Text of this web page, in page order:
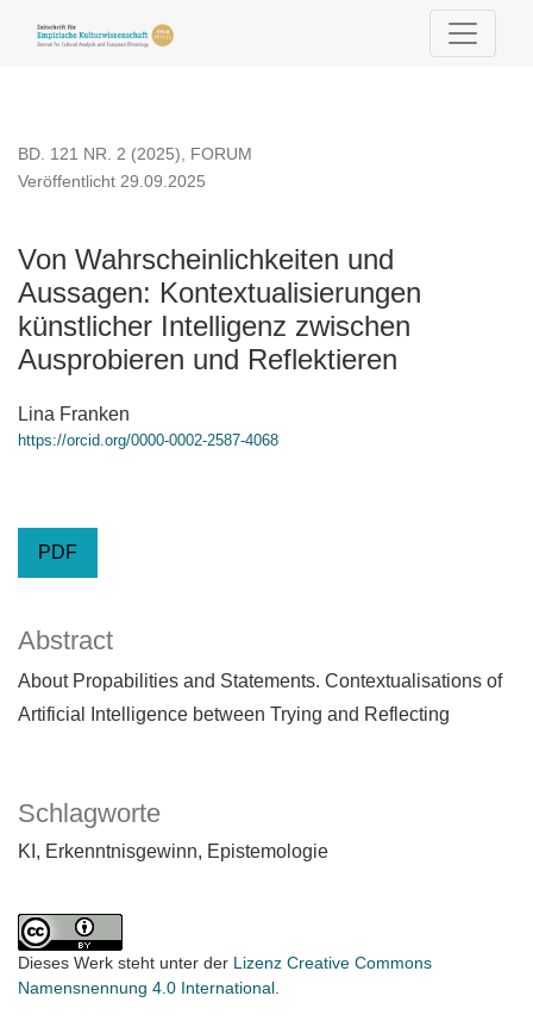
BD. 121 NR. 2 (2025), FORUM
Von Wahrscheinlichkeiten und
Aussagen: Kontextualisierungen
künstlicher Intelligenz zwischen
Ausprobieren und Reflektieren
Veröffentlicht 29.09.2025
Lina Franken
https://orcid.org/0000-0002-2587-4068
PDF
Schlagworte
KI Erkenntnisgewinn Epistemologie
Abstract
About Propabilities and Statements. Contextualisations of
Artificial Intelligence between Trying and Reflecting
Dieses Werk steht unter der Lizenz Creative Commons
Namensnennung 4.0 International.